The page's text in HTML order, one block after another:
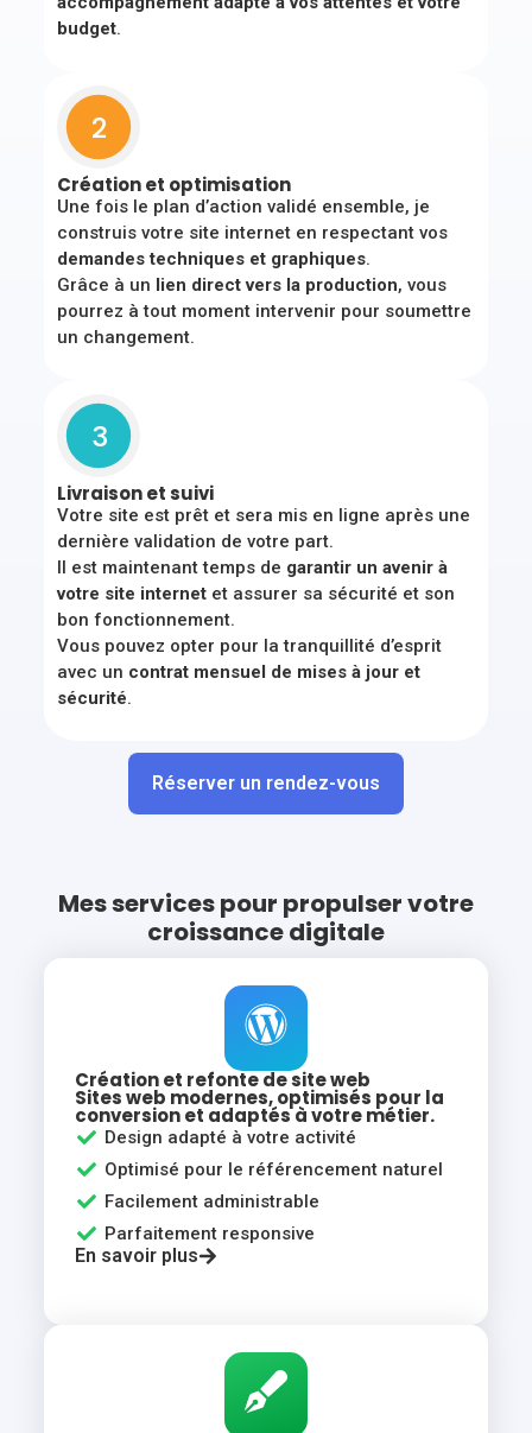
budget.
2
Création et optimisation
Une fois le plan d’action validé ensemble, je
construis votre site internet en respectant vos
demandes techniques et graphiques.
Grâce à un lien direct vers la production, vous
pourrez à tout moment intervenir pour soumettre
un changement.
3
Livraison et suivi
Votre site est prêt et sera mis en ligne après une
dernière validation de votre part.
Il est maintenant temps de garantir un avenir à
votre site internet et assurer sa sécurité et son
bon fonctionnement.
Vous pouvez opter pour la tranquillité d’esprit
avec un contrat mensuel de mises à jour et
sécurité.
Réserver un rendez-vous
Mes services pour propulser votre
croissance digitale
Création et refonte de site web
Sites web modernes, optimisés pour la
conversion et adaptés à votre métier.
Design adapté à votre activité
Optimisé pour le référencement naturel
Facilement administrable
Parfaitement responsive
En savoir plus